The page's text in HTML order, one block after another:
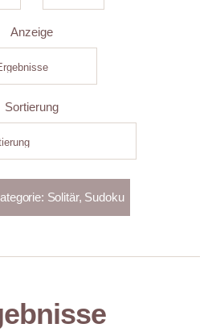
Anzeige
Sortierung